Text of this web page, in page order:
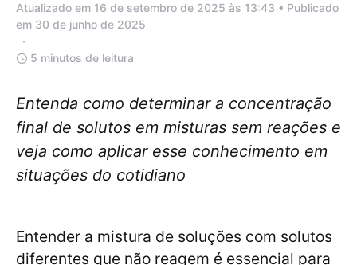
Atualizado em 16 de setembro de 2025 às 13:43 • Publicado
em 30 de junho de 2025
5 minutos de leitura
Entenda como determinar a concentração
final de solutos em misturas sem reações e
veja como aplicar esse conhecimento em
situações do cotidiano
Entender a mistura de soluções com solutos
diferentes que não reagem é essencial para